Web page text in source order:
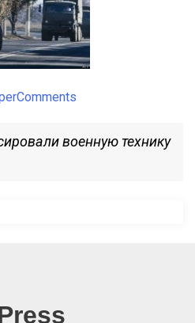
военную технику